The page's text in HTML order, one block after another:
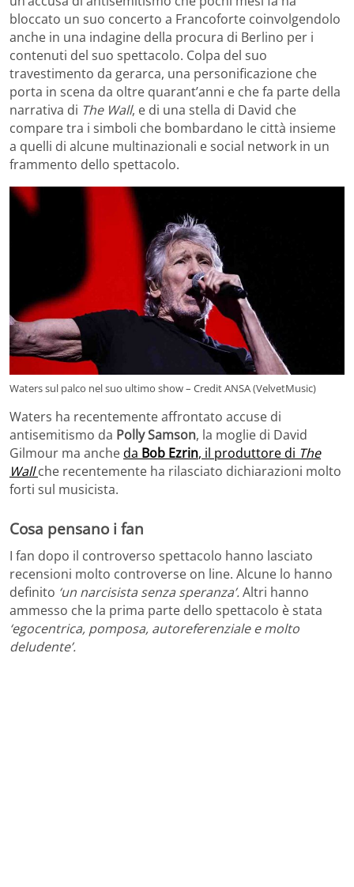
bloccato un suo concerto a Francoforte coinvolgendolo
anche in una indagine della procura di Berlino per i
contenuti del suo spettacolo. Colpa del suo
travestimento da gerarca, una personificazione che
porta in scena da oltre quarant’anni e che fa parte della
narrativa di The Wall, e di una stella di David che
compare tra i simboli che bombardano le città insieme
a quelli di alcune multinazionali e social network in un
frammento dello spettacolo.
Waters sul palco nel suo ultimo show – Credit ANSA (VelvetMusic)
Waters ha recentemente affrontato accuse di
antisemitismo da Polly Samson, la moglie di David
Gilmour ma ancheda Bob Ezrin, il produttore di The
Wall che recentemente ha rilasciato dichiarazioni molto
forti sul musicista.
Cosa pensano i fan
I fan dopo il controverso spettacolo hanno lasciato
recensioni molto controverse on line. Alcune lo hanno
definito ‘un narcisista senza speranza’.Altri hanno
ammesso che la prima parte dello spettacolo è stata
‘egocentrica, pomposa, autoreferenziale e molto
deludente’.